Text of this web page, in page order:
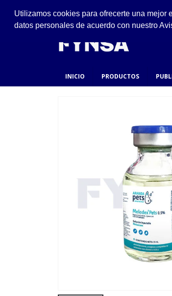
Ejido #94, San Felipe de Jesús,
INICIO PRODUCTOS
Utilizamos cookies para ofrecerte una mejor
datos personales de acuerdo con nuestro